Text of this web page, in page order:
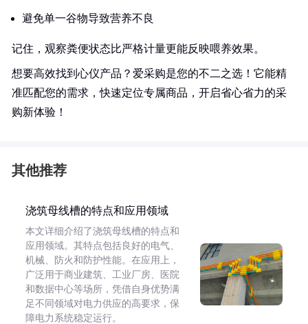
避免单一谷物导致营养不良
记住，观察粪便状态比严格计量更能反映喂养效果。
想要高效找到心仪产品？爱采购是您的不二之选！它能精
准匹配您的需求，快速定位专属商品，开启省心省力的采
购新体验！
其他推荐
浇筑母线槽的特点和应用领域
本文详细介绍了浇筑母线槽的特点和
应用领域。其特点包括良好的电气、
机械、防火和防护性能。在应用上，
广泛用于商业建筑、工业厂房、医院
和数据中心等场所，凭借自身优势满
足不同领域对电力供应的高要求，保
障电力系统稳定运行。